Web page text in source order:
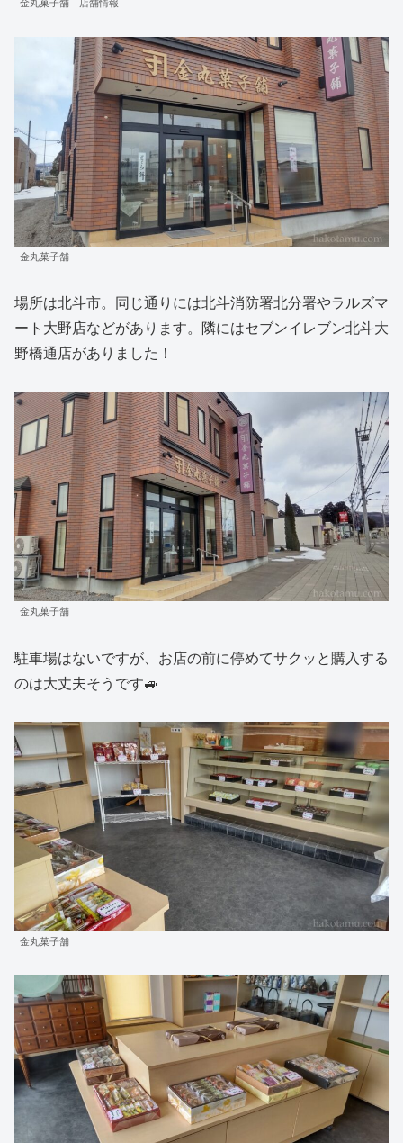
金丸菓子舗
場所は北斗市。同じ通りには北斗消防署北分署やラルズマ
ート大野店などがあります。隣にはセブンイレブン北斗大
野橋通店がありました！
金丸菓子舗
駐車場はないですが、お店の前に停めてサクッと購入する
のは大丈夫そうです🚙
金丸菓子舗